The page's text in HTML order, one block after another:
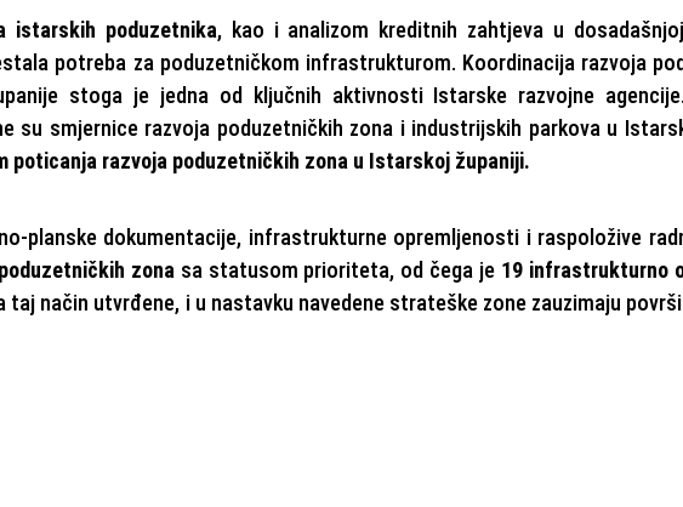
istarskih poduzetnika, kao i analizom kreditnih zahtjeva u
potreba za poduzetničkom infrastrukturom. Koordinacija razvoja
stoga je jedna od ključnih aktivnosti Istarske razvojne
su smjernice razvoja poduzetničkih zona i industrijskih parkova u
poticanja razvoja poduzetničkih zona u Istarskoj županiji.
planske dokumentacije, infrastrukturne opremljenosti i raspoložive
zona sa statusom prioriteta, od čega je 19 infrastrukturno
taj način utvrđene, i u nastavku navedene strateške zone zauzimaju